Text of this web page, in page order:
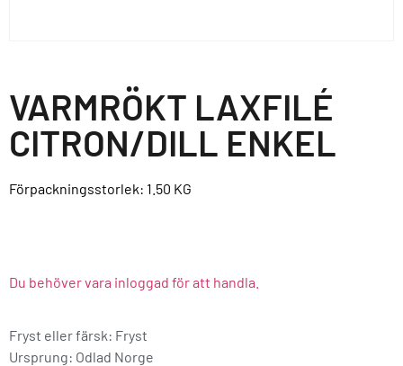
VARMRÖKT LAXFILÉ
CITRON/DILL ENKEL
Förpackningsstorlek: 1.50 KG
Du behöver vara inloggad för att handla.
Fryst eller färsk: Fryst
Ursprung: Odlad Norge